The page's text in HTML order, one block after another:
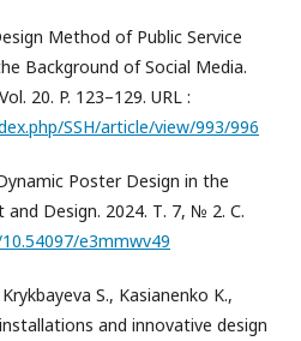
Method of Public Service
Background of Social Media.
20. P. 123–129. URL :
SSH/article/view/993/996
Poster Design in the
and Design. 2024. Т. 7, № 2. С.
e3mmwv49
S., Kasianenko K.,
and innovative design